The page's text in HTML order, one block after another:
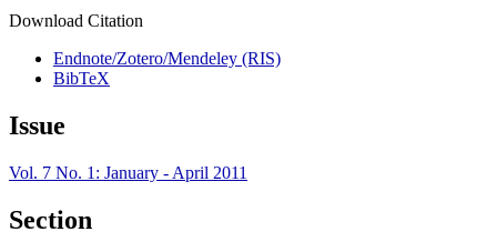
Download Citation
Endnote/Zotero/Mendeley (RIS)
BibTeX
Issue
Vol. 7 No. 1: January - April 2011
Section